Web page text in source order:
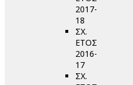
2017-
18
ΣΧ.
ΕΤΟΣ
2016-
17
ΣΧ.